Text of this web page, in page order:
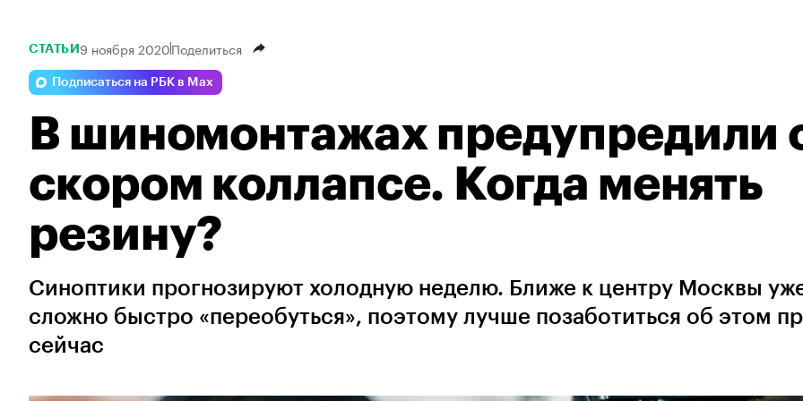
СТАТЬИ 9 ноября 2020Поделиться
Подписаться на РБК в Max
В шиномонтажах предупредили
скором коллапсе. Когда менять
резину?
Синоптики прогнозируют холодную неделю. Ближе к центру Москвы
сложно быстро «переобуться», поэтому лучше позаботиться об этом
сейчас